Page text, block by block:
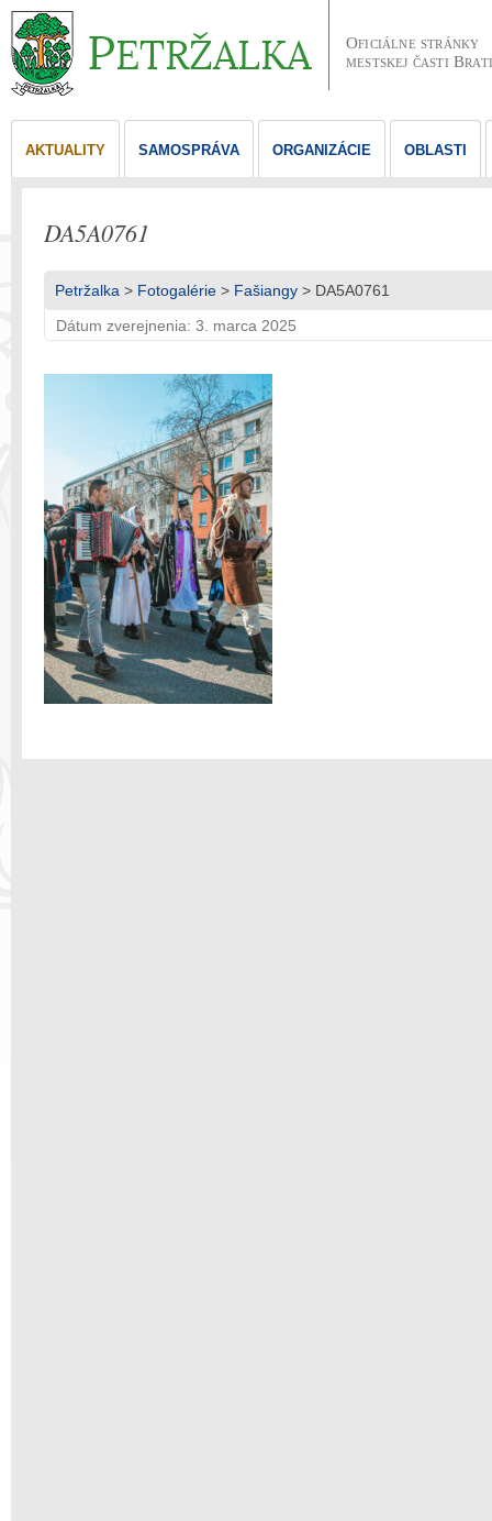
Oficiálne stránky
mestskej časti
AKTUALITY SAMOSPRÁVA ORGANIZÁCIE OBLASTI
DA5A0761
Petržalka > Fotogalérie > Fašiangy > DA5A0761
Dátum zverejnenia: 3. marca 2025